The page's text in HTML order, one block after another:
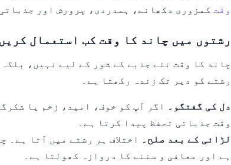
وقت کمزوری دکھانے، ہمدردی، پرورش اور
رشتوں میں چاند کا وقت کب استعمال کریں
چاند کا وقت نئے جذبے کے شور کے لیے نہیں،
رشتے کو دیر تک زندہ رکھتا ہے۔
دل کی گفتگو۔ اگر آپ کو خوف، امید، زخم یا
وقت جذباتی تحفظ پیدا کرتا ہے۔
لڑائی کے بعد صلح۔ اختلاف ہر رشتے میں آتا ہے۔
ہے اور معافی و سننے کا دروازہ کھولتا ہے۔